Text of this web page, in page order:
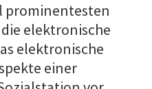
prominentesten
elektronische
elektronische
einer